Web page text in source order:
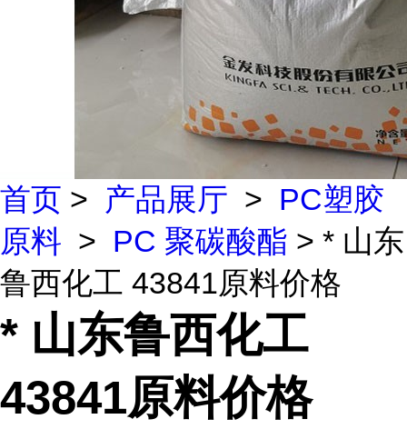
首页 > 产品展厅 > PC塑胶
原料 > PC 聚碳酸酯 > * 山东
鲁西化工 43841原料价格
* 山东鲁西化工
43841原料价格